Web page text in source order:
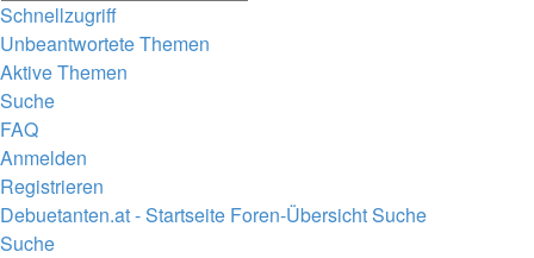
Schnellzugriff
Unbeantwortete Themen
Aktive Themen
Suche
FAQ
Anmelden
Registrieren
Debuetanten.at - Startseite Foren-ÜbersichtSuche
Suche